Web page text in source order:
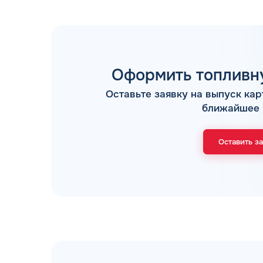
Оформить
Оставьте заявку на выпуск
ближайшее
Оставить
ТОПЛИВНЫЕ